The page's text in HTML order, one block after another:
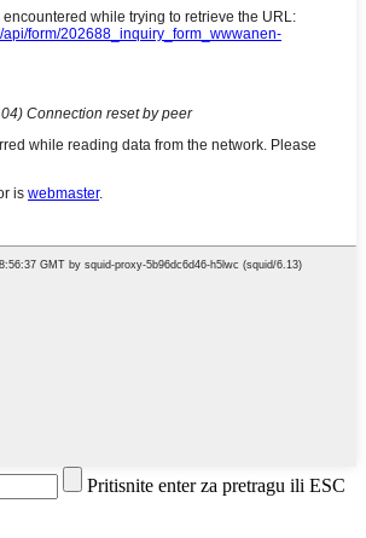
Pritisnite enter za pretragu ili ESC